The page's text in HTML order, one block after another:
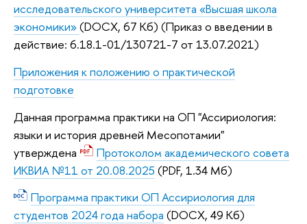
исследовательского университета «Высшая школа
экономики»(DOCX, 67 Кб) (Приказ о введении в
действие: 6.18.1-01/130721-7 от 13.07.2021)
Приложения к положению о практической
подготовке
Данная программа практики на ОП "Ассириология:
языки и история древней Месопотамии"
утверждена
Протоколом академического совета
ИКВИА №11 от 20.08.2025 (PDF, 1.34 Мб)
Программа практики ОП Ассириология для
студентов 2024 года набора (DOCX, 49 Кб)